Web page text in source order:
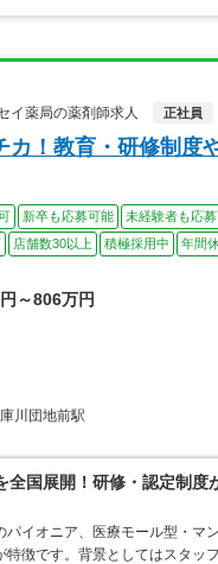
イ薬局の薬剤師求人
正社員
カ！教育・研修制
新卒も応募可能 未経験者も応
店舗数30以上 積極採用中 年間
～806万円
川団地前駅
全国展開！研修・認定制
パイオニア、医療モール型・マ
特徴です。背景としてはスタ